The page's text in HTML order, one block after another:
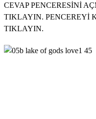
CEVAP PENCERESİNİ
TIKLAYIN. PENCEREYİ
TIKLAYIN.